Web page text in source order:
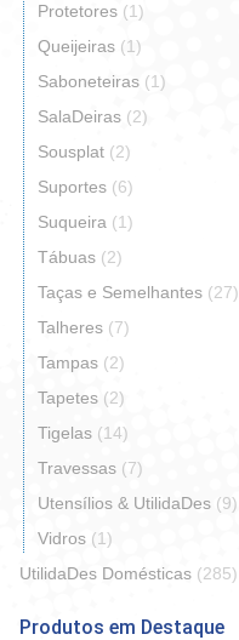
Protetores (1)
Queijeiras (1)
Saboneteiras (1)
SalaDeiras (2)
Sousplat (2)
Suportes (6)
Suqueira (1)
Tábuas (2)
Taças e Semelhantes (27)
Talheres (7)
Tampas (2)
Tapetes (2)
Tigelas (14)
Travessas (7)
Utensílios & UtilidaDes (9)
Vidros (1)
UtilidaDes Domésticas (285)
Produtos em Destaque